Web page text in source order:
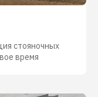
стояночных
время